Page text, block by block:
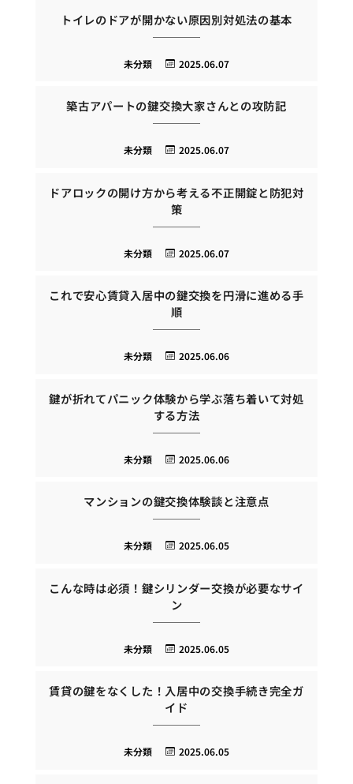
トイレのドアが開かない原因別対処法の基本
2025.06.07
未分類
築古アパートの鍵交換大家さんとの攻防記
2025.06.07
未分類
ドアロックの開け方から考える不正開錠と防犯対
策
2025.06.07
未分類
これで安心賃貸入居中の鍵交換を円滑に進める手
順
2025.06.06
未分類
鍵が折れてパニック体験から学ぶ落ち着いて対処
する方法
2025.06.06
未分類
マンションの鍵交換体験談と注意点
2025.06.05
未分類
こんな時は必須！鍵シリンダー交換が必要なサイ
ン
2025.06.05
未分類
賃貸の鍵をなくした！入居中の交換手続き完全ガ
イド
2025.06.05
未分類